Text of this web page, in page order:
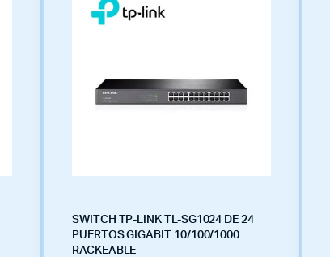
SWITCH TP-LINK TL-SG1024 DE 24
PUERTOS GIGABIT 10/100/1000
RACKEABLE